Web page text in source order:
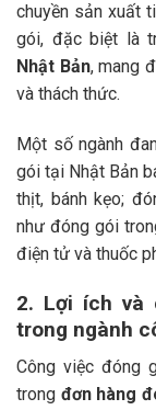
chuyền sản xuất
gói, đặc biệt là
Nhật Bản, mang
và thách thức.
Một số ngành
gói tại Nhật Bản
thịt, bánh kẹo;
như đóng gói
điện tử và thuốc
2. Lợi ích và
trong ngành
Công việc đóng
trong đơn hàng